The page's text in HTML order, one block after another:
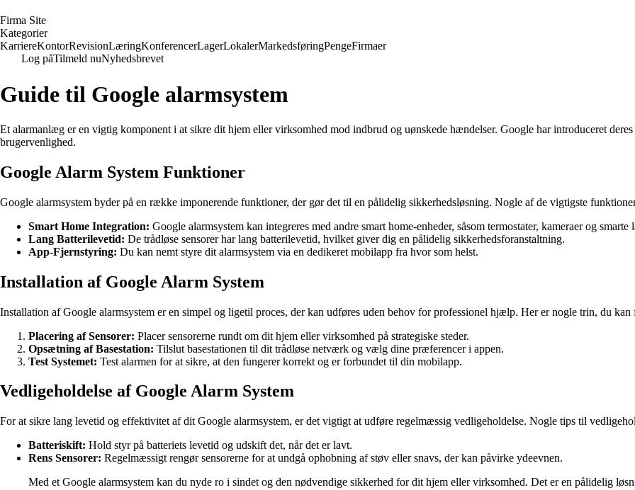
Firma Site
Kategorier
KarriereKontorRevisionLæringKonferencerLagerLokalerMarkedsføringPengeFirmaer
Log påTilmeld nuNyhedsbrevet
Guide til Google alarmsystem
Et alarmanlæg er en vigtig komponent i at sikre dit hjem eller virksomhed mod indbrud og uønskede hændelser. Google har introduceret
brugervenlighed.
Google Alarm System Funktioner
Google alarmsystem byder på en række imponerende funktioner, der gør det til en pålidelig sikkerhedsløsning. Nogle af de vigtigste
Smart Home Integration: Google alarmsystem kan integreres med andre smart home-enheder, såsom termostater, kameraer og smarte
Lang Batterilevetid: De trådløse sensorer har lang batterilevetid, hvilket giver dig en pålidelig sikkerhedsforanstaltning.
App-Fjernstyring: Du kan nemt styre dit alarmsystem via en dedikeret mobilapp fra hvor som helst.
Installation af Google Alarm System
Installation af Google alarmsystem er en simpel og ligetil proces, der kan udføres uden behov for professionel hjælp. Her er nogle trin, du kan
Placering af Sensorer: Placer sensorerne rundt om dit hjem eller virksomhed på strategiske steder.
Opsætning af Basestation: Tilslut basestationen til dit trådløse netværk og vælg dine præferencer i appen.
Test Systemet: Test alarmen for at sikre, at den fungerer korrekt og er forbundet til din mobilapp.
Vedligeholdelse af Google Alarm System
For at sikre lang levetid og effektivitet af dit Google alarmsystem, er det vigtigt at udføre regelmæssig vedligeholdelse. Nogle tips til
Batteriskift: Hold styr på batteriets levetid og udskift det, når det er lavt.
Rens Sensorer: Regelmæssigt rengør sensorerne for at undgå ophobning af støv eller snavs, der kan påvirke ydeevnen.
Med et Google alarmsystem kan du nyde ro i sindet og den nødvendige sikkerhed for dit hjem eller virksomhed. Det er en pålidelig